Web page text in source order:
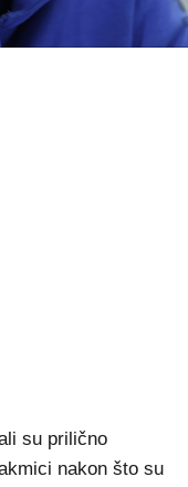
su prilično
nakon što su